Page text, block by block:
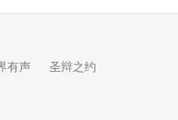
有声 圣辩之约